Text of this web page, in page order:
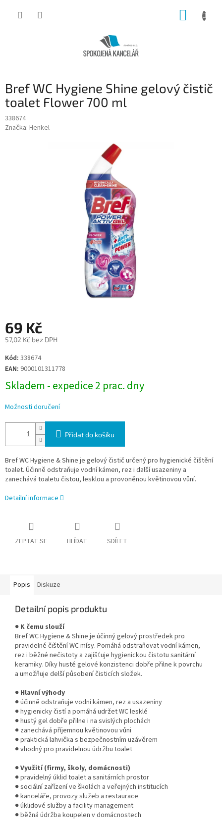
Bref WC Hygiene Shine gelový čistič
toalet Flower 700 ml
338674
Značka: Henkel
69 Kč
57,02 Kč bez DPH
Měrná
cena:
Kód: 338674
EAN: 9000101311778
Skladem - expedice 2 prac. dny
Možnosti doručení
Přidat do košíku
Bref WC Hygiene & Shine je gelový čistič určený pro hygienické čištění
toalet. Účinně odstraňuje vodní kámen, rez i další usazeniny a
zanechává toaletu čistou, lesklou a provoněnou květinovou vůní.
Detailní informace
ZEPTAT SE HLÍDAT SDÍLET
Popis Diskuze
Detailní popis produktu
● K čemu slouží
Bref WC Hygiene & Shine je účinný gelový prostředek pro
pravidelné čištění WC mísy. Pomáhá odstraňovat vodní kámen,
rez i běžné nečistoty a zajišťuje hygienickou čistotu sanitární
keramiky. Díky husté gelové konzistenci dobře přilne k povrchu
a umožňuje delší působení čisticích složek.
● Hlavní výhody
● účinně odstraňuje vodní kámen, rez a usazeniny
● hygienicky čistí a pomáhá udržet WC lesklé
● hustý gel dobře přilne i na svislých plochách
● zanechává příjemnou květinovou vůni
● praktická lahvička s bezpečnostním uzávěrem
● vhodný pro pravidelnou údržbu toalet
●Využití (firmy, školy, domácnosti)
● pravidelný úklid toalet a sanitárních prostor
● sociální zařízení ve školách a veřejných institucích
● kanceláře, provozy služeb a restaurace
● úklidové služby a facility management
● běžná údržba koupelen v domácnostech